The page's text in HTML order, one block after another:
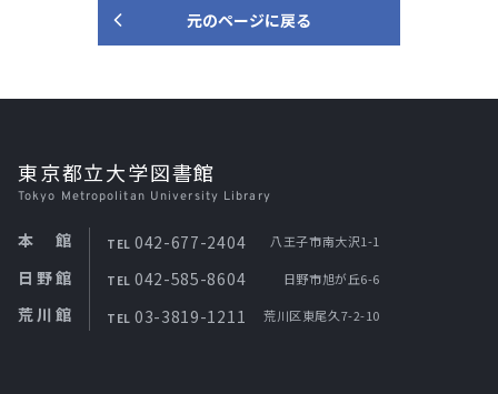
元のページに戻る
東京都立大学図書館
Tokyo Metropolitan University Library
本館 TEL 042-677-2404 八王子市南大沢1-1
日野館 TEL 042-585-8604 日野市旭が丘6-6
荒川館 TEL 03-3819-1211 荒川区東尾久7-2-10